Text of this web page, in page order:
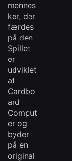
mennes
ker, der
færdes
på den.
Spillet
er
udviklet
af
Cardbo
ard
Comput
er og
byder
på en
original